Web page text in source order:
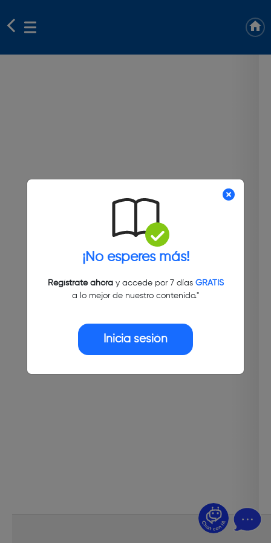
¡No esperes más!
Regístrate ahoray accede por 7 días GRATIS
a lo mejor de nuestro contenido."
Inicia sesión